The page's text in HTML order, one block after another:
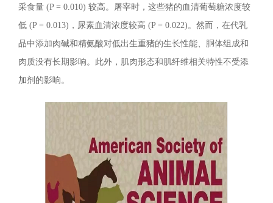
采食量 (P = 0.010) 较高。屠宰时，这些猪的血清葡萄糖浓度较
低 (P = 0.013)，尿素血清浓度较高 (P = 0.022)。然而，在代乳
品中添加肉碱和精氨酸对低出生重猪的生长性能、胴体组成和
肉质没有长期影响。此外，肌肉形态和肌纤维相关特性不受添
加剂的影响。